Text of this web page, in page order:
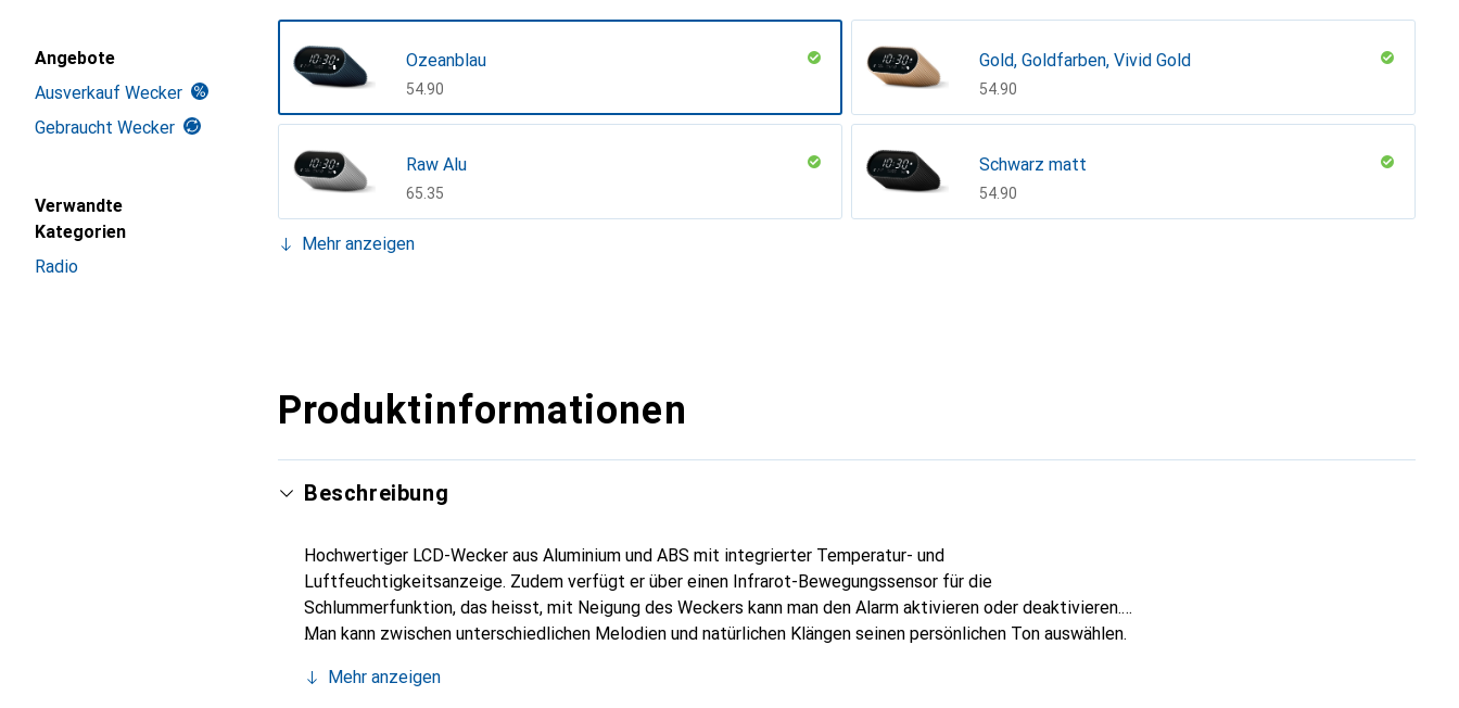
Angebote
Ausverkauf Wecker
Gebraucht Wecker
Verwandte
Kategorien
Radio
Ozeanblau
CHF
54.90
Gold, Goldfarben, Vivid Gold
CHF
54.90
Raw Alu
CHF
65.35
Schwarz matt
CHF
54.90
Mehr anzeigen
Produktinformationen
Beschreibung
Hochwertiger LCD-Wecker aus Aluminium und ABS mit integrierter Temperatur- und
Luftfeuchtigkeitsanzeige. Zudem verfügt er über einen Infrarot-Bewegungssensor für die
Schlummerfunktion, das heisst, mit Neigung des Weckers kann man den Alarm aktivieren oder deaktivieren.
Man kann zwischen unterschiedlichen Melodien und natürlichen Klängen seinen persönlichen Ton auswählen.
Weckfunktion aktivieren oder deaktivieren kann. Ist der Wecker nach oben ausgerichtet, ist der Alarm
Mehr anzeigen